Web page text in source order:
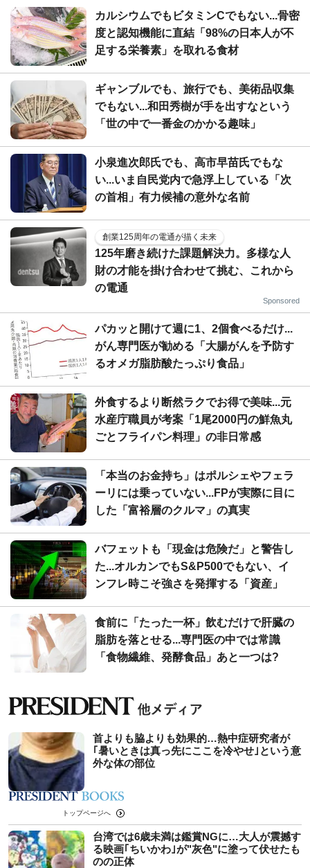
カルシウムでもビタミンCでもない...骨密
度と認知機能に直結「98%の日本人が不
足する栄養素」を取れる食材
ギャンブルでも、旅行でも、美術品収集
でもない...和田秀樹が手を出すなという
「世の中で一番金のかかる趣味」
小泉進次郎氏でも、高市早苗氏でもな
い...いま自民党内で急浮上している「次
の首相」有力候補の意外な名前
創業125周年の電通が描く未来
125年磨き続けた課題解決力。多様な人
財の才能を掛け合わせて挑む、これから
の電通
Sponsored
パカッと開けて週に1、2個食べるだけ...
がん専門医が勧める「大腸がんを予防す
るオメガ脂肪酸たっぷり食品」
外食するより断然ラクでお得で美味...元
水産庁職員が考案「1尾2000円の鮮魚丸
ごとフライパン料理」の非日常感
「本当のお金持ち」はポルシェやフェラ
ーリには乗っていない...FPが実際に目に
した「富裕層のクルマ」の真実
バフェットも「現金は危険だ」と警告し
た...オルカンでもS&P500でもない、イ
ンフレ時こそ強さを発揮する「資産」
食前に「たった一杯」飲むだけで肝臓の
脂肪を落とせる...専門医の中では常識
「食物繊維、発酵食品」あと一つは?
首よりも脇よりも効果的…熱中症研究者が
｢暑いときは真っ先にここを冷やせ｣という意
外な体の部位
トップページへ
台湾では6歳未満は鑑賞NGに…大人が震撼す
る映画｢ちいかわ｣が"灰色"に塗って伏せたも
のの正体